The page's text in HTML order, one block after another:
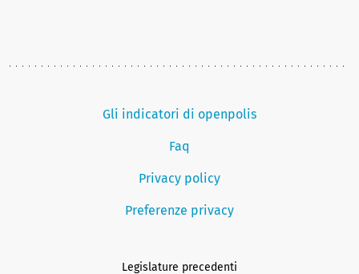
Gli indicatori di openpolis
Faq
Privacy policy
Preferenze privacy
Legislature precedenti